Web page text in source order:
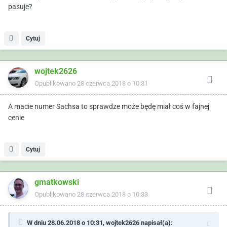
pasuje?
Cytuj
wojtek2626
Opublikowano 28 czerwca 2018 o 10:31
A macie numer Sachsa to sprawdze może będę miał coś w fajnej
cenie
Cytuj
gmatkowski
Opublikowano 28 czerwca 2018 o 10:33
W dniu 28.06.2018 o 10:31, wojtek2626 napisał(a):